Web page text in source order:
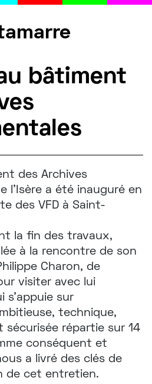
bâtiment
des Archives
l'Isère a été inauguré en
des VFD à Saint-
la fin des travaux,
à la rencontre de son
Charon, de
visiter avec lui
s'appuie sur
technique,
sécurisée répartie sur 14
conséquent et
a livré des clés de
de cet entretien.